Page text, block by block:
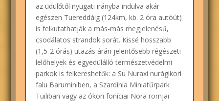
az üdülőtől nyugati irányba indulva akár
egészen Tuereddáig (124km, kb. 2 óra autóút)
is felkutathatják a más-más megjelenésű,
csodálatos strandok sorát. Kissé hosszabb
(1,5-2 órás) utazás árán jelentősebb régészeti
lelőhelyek és egyedülálló természetvédelmi
parkok is felkereshetők: a Su Nuraxi nurágikori
falu Baruminiben, a Szardínia Miniatűrpark
Tuiliban vagy az ókori föníciai Nora romjai